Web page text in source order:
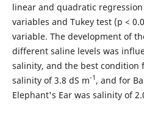
linear and quadratic
variables and Tukey test (p <
variable. The development of
different saline levels was
salinity, and the best condition
salinity of 3.8 dS m-1 , and for
Elephant's Ear was salinity of